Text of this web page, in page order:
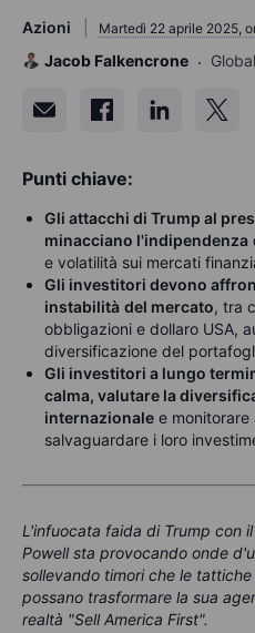
Azioni Martedì 22 aprile 2025,
Jacob Falkencrone
Punti chiave:
Gli attacchi di Trump al
minacciano l'indipendenza
e volatilità sui mercati
Gli investitori devono
instabilità del mercato, tra
obbligazioni e dollaro USA,
diversificazione del
Gli investitori a lungo
calma, valutare la
internazionale e
salvaguardare i loro
L'infuocata faida di Trump con
Powell sta provocando onde
sollevando timori che le
possano trasformare la sua
realtà "Sell America First".